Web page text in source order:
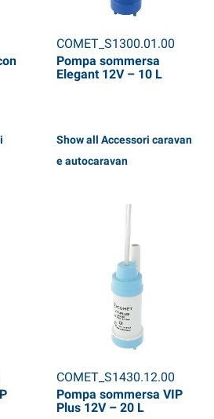
COMET_S1300.01.00
Pompa sommersa
Elegant 12V – 10 L
Show all Accessori caravan
e autocaravan
COMET_S1430.12.00
Pompa sommersa VIP
Plus 12V – 20 L